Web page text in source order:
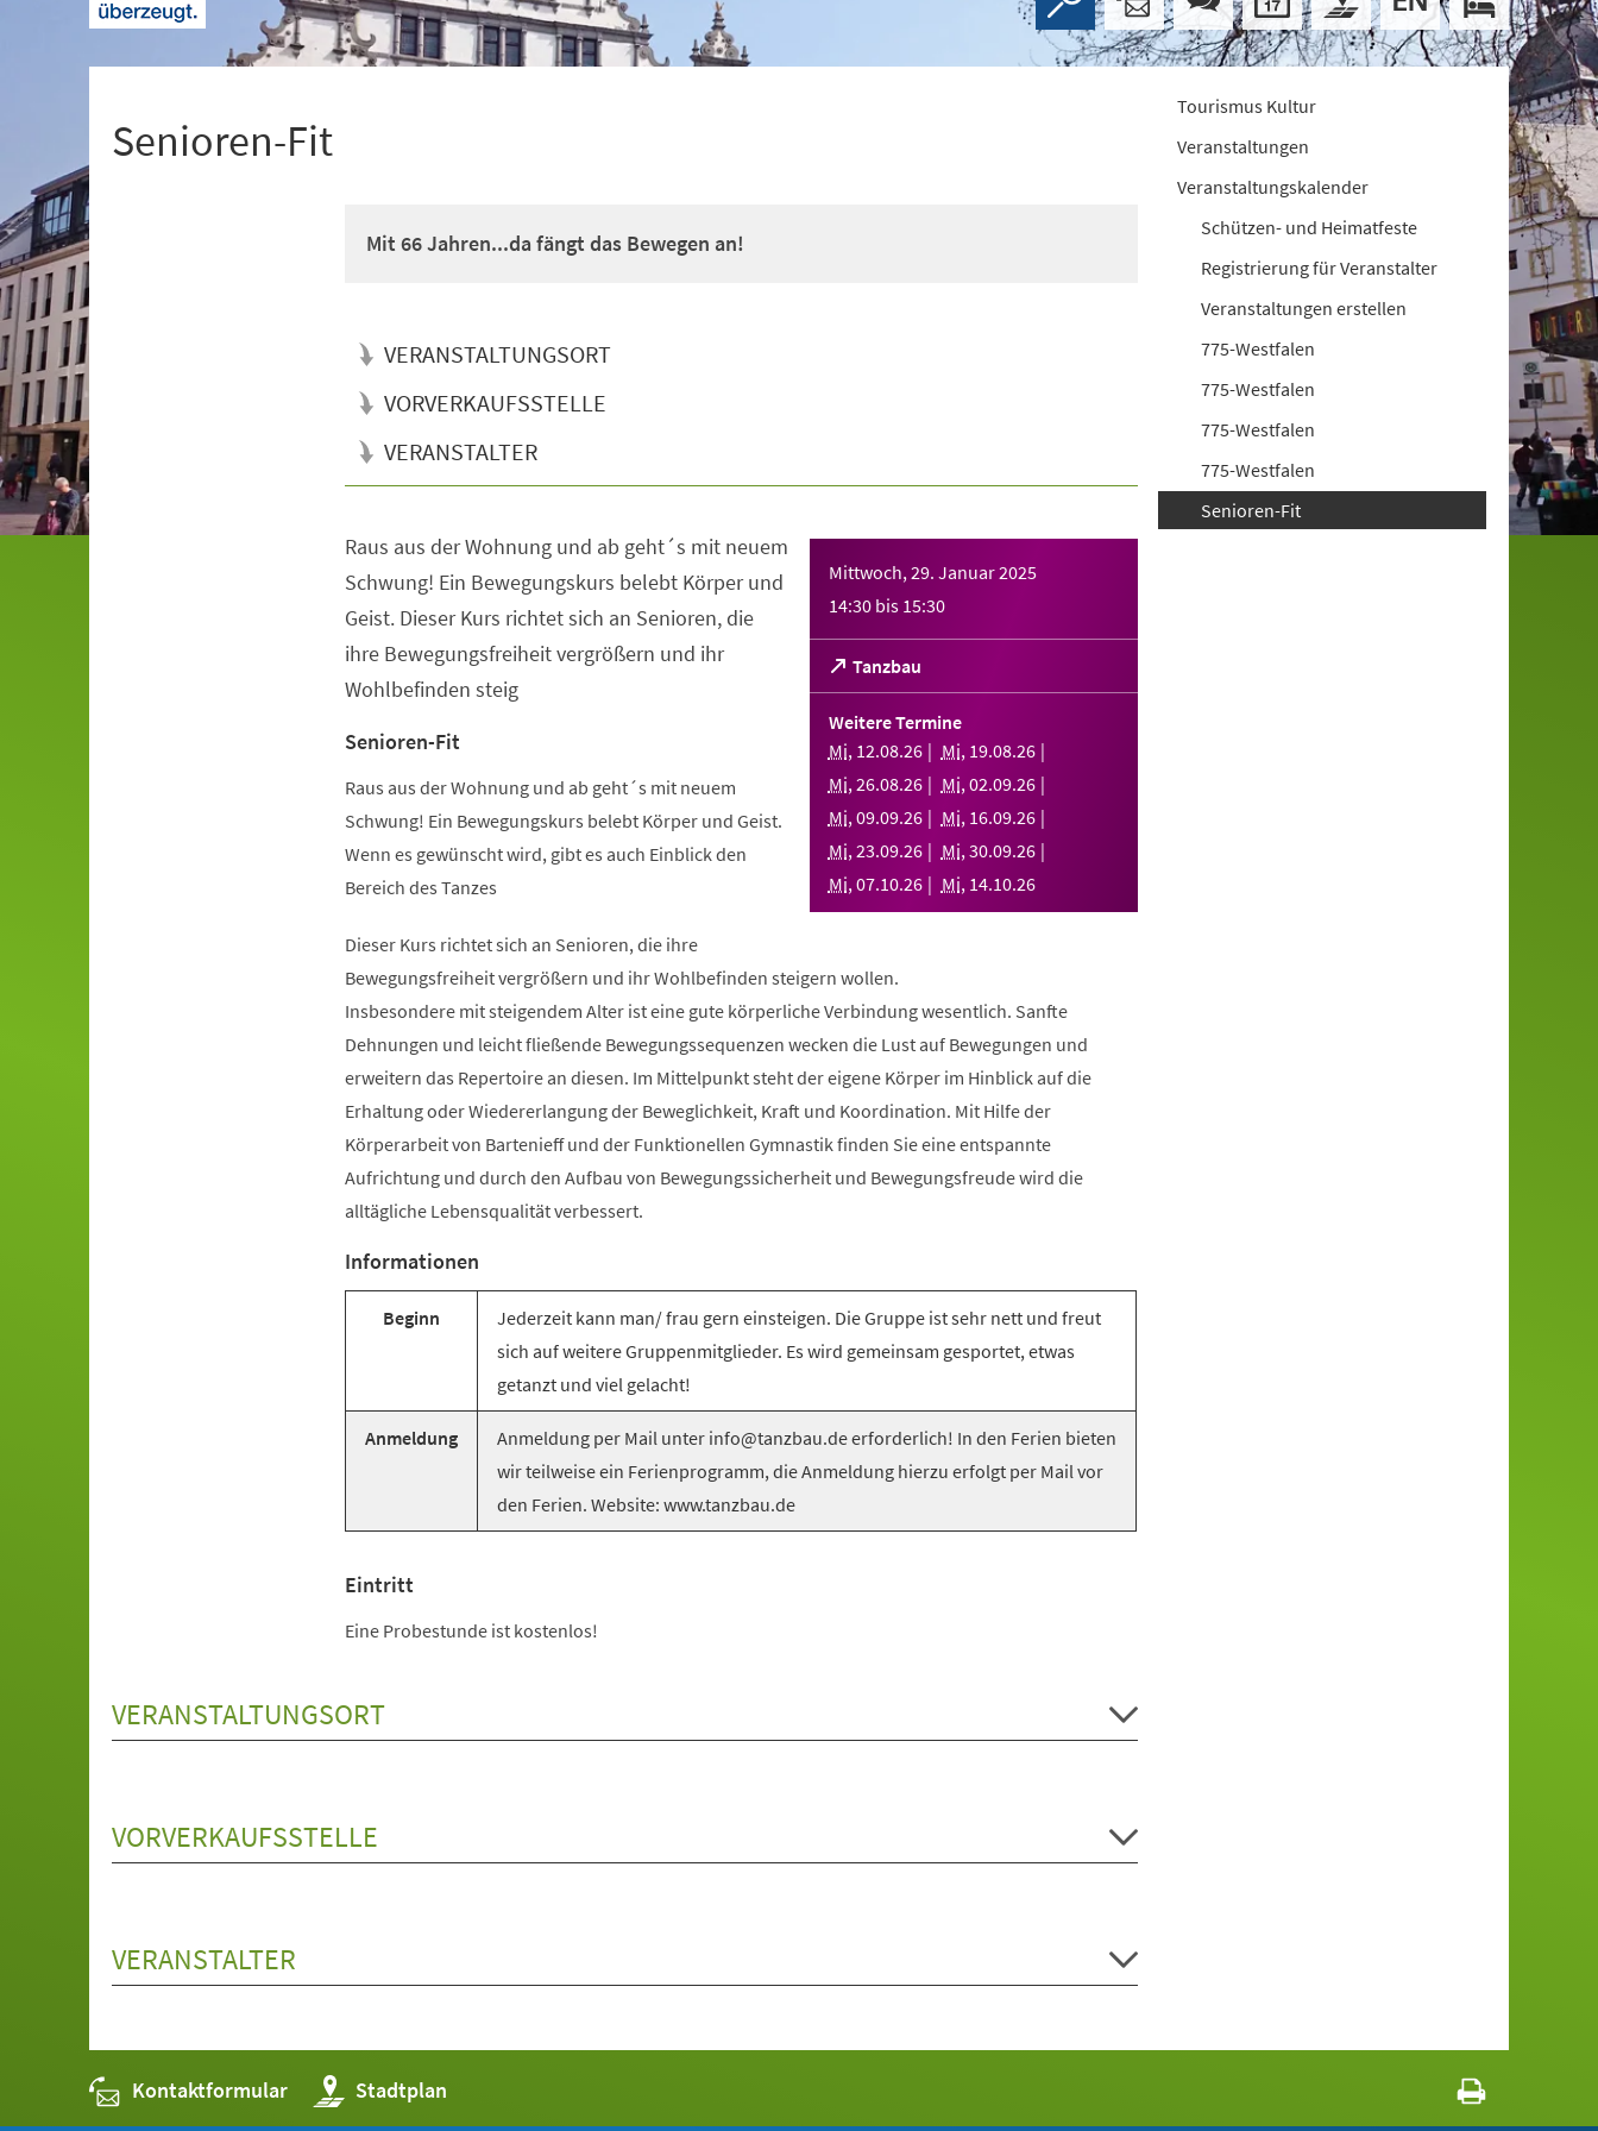
Senioren-Fit
Mit 66 Jahren...da fängt das Bewegen an!
VERANSTALTUNGSORT
VORVERKAUFSSTELLE
VERANSTALTER
Mittwoch, 29. Januar 2025
14:30 bis 15:30
Tanzbau
(Öffnet
in
einem
neuen
Tab)
Weitere Termine
Mi, 12.08.26 Mi, 19.08.26
Mi,26.08.26 Mi,02.09.26
Mi,09.09.26 Mi, 16.09.26
Mi,23.09.26 Mi,30.09.26
Mi,07.10.26 Mi, 14.10.26
Raus aus der Wohnung und ab geht´s mit neuem
Schwung! Ein Bewegungskurs belebt Körper und
Geist. Dieser Kurs richtet sich an Senioren, die
ihre Bewegungsfreiheit vergrößern und ihr
Wohlbefinden steig
Senioren-Fit
Raus aus der Wohnung und ab geht´s mit neuem
Schwung! Ein Bewegungskurs belebt Körper und Geist.
Wenn es gewünscht wird, gibt es auch Einblick den
Bereich des Tanzes
Dieser Kurs richtet sich an Senioren, die ihre
Bewegungsfreiheit vergrößern und ihr Wohlbefinden steigern wollen.
Insbesondere mit steigendem Alter ist eine gute körperliche Verbindung wesentlich. Sanfte
Dehnungen und leicht fließende Bewegungssequenzen wecken die Lust auf Bewegungen und
erweitern das Repertoire an diesen. Im Mittelpunkt steht der eigene Körper im Hinblick auf die
Erhaltung oder Wiedererlangung der Beweglichkeit, Kraft und Koordination. Mit Hilfe der
Körperarbeit von Bartenieff und der Funktionellen Gymnastik finden Sie eine entspannte
Aufrichtung und durch den Aufbau von Bewegungssicherheit und Bewegungsfreude wird die
alltägliche Lebensqualität verbessert.
Informationen
Beginn
Jederzeit kann man/ frau gern einsteigen. Die Gruppe ist sehr nett und freut
sich auf weitere Gruppenmitglieder. Es wird gemeinsam gesportet, etwas
getanzt und viel gelacht!
Anmeldung
Anmeldung per Mail unter info@tanzbau.de erforderlich! In den Ferien bieten
wir teilweise ein Ferienprogramm, die Anmeldung hierzu erfolgt per Mail vor
den Ferien. Website: www.tanzbau.de
Eintritt
Eine Probestunde ist kostenlos!
VERANSTALTUNGSORT
VORVERKAUFSSTELLE
VERANSTALTER
Tourismus Kultur
Veranstaltungen
Veranstaltungskalender
Schützen- und Heimatfeste
Registrierung für Veranstalter
Veranstaltungen erstellen
775-Westfalen
775-Westfalen
775-Westfalen
775-Westfalen
Senioren-Fit
Kontaktformular Stadtplan
(Öffnet
in